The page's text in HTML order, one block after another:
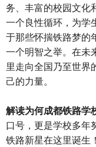
务、丰富的校园文化
一个良性循环，为学
于那些怀揣铁路梦的
一个明智之举。在未
里走向全国乃至世界
己的力量。
解读为何成都铁路学
口号，更是学校多年
铁路新星在这里诞生！